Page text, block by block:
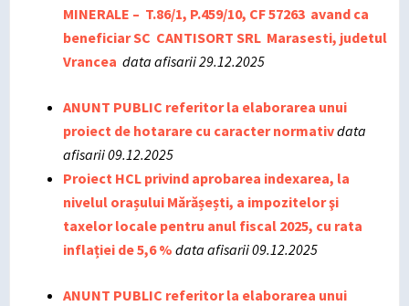
MINERALE – T.86/1, P.459/10, CF 57263 avand ca
beneficiar SC CANTISORT SRL Marasesti, judetul
Vrancea data afisarii 29.12.2025
ANUNT PUBLIC referitor la elaborarea unui
proiect de hotarare cu caracter normativdata
afisarii 09.12.2025
Proiect HCL privind aprobarea indexarea, la
nivelul orașului Mărășești, a impozitelor şi
taxelor locale pentru anul fiscal 2025, cu rata
inflației de 5,6 % data afisarii 09.12.2025
ANUNT PUBLIC referitor la elaborarea unui